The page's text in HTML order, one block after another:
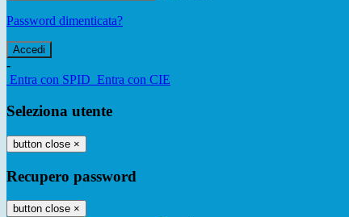
Password dimenticata?
-
Entra con SPID Entra con CIE
Seleziona utente
button close ×
Recupero password
button close ×